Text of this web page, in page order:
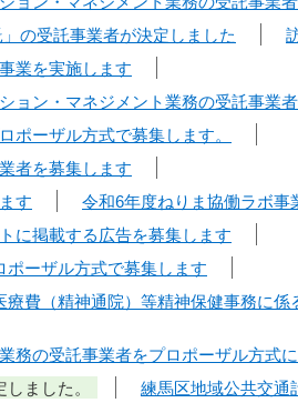
の受託事業者が決定しました
業を実施します
ョン・マネジメント業務の受託事業
ポーザル方式で募集します。
者を募集します
す
令和6年度ねりま協働ラボ事
に掲載する広告を募集します
ーザル方式で募集します
費（精神通院）等精神保健事務に
の受託事業者をプロポーザル方式
ました。
練馬区地域公共交通